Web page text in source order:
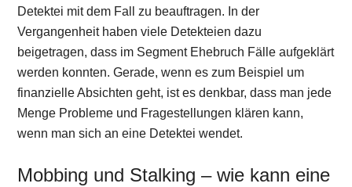
Detektei mit dem Fall zu beauftragen. In der
Vergangenheit haben viele Detekteien dazu
beigetragen, dass im Segment Ehebruch Fälle aufgeklärt
werden konnten. Gerade, wenn es zum Beispiel um
finanzielle Absichten geht, ist es denkbar, dass man jede
Menge Probleme und Fragestellungen klären kann,
wenn man sich an eine Detektei wendet.
Mobbing und Stalking – wie kann eine